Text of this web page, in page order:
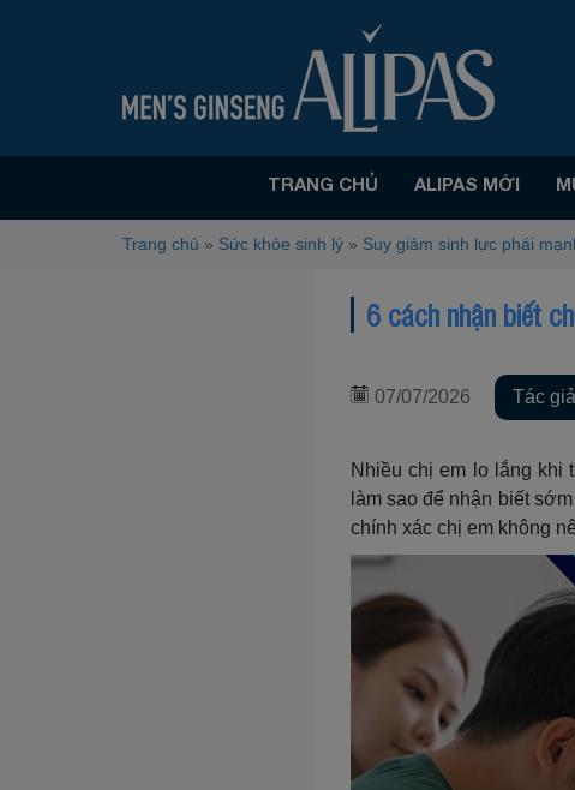
TRANG CHỦ ALIPAS MỚI
Trang chủ » Sức khỏe sinh lý » Suy giảm sinh lực phái
6 cách nhận biết
07/07/2026 Tác
Nhiều chị em lo lắng khi
làm sao để nhận biết
chính xác chị em không